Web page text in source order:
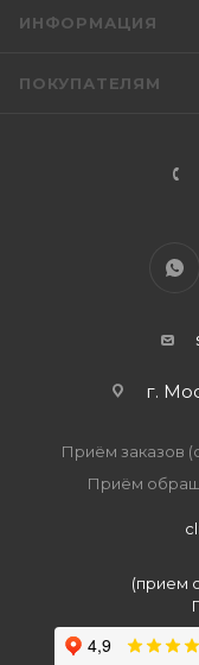
ИНФОРМАЦИЯ
ПОКУПАТЕЛЯМ
г.
Приём заказов
Приём
(прием